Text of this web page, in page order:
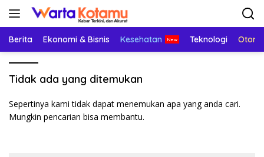
Langsung
Berita Ekonomi & Bisnis Kesehatan Teknologi
Tidak ada yang ditemukan
Sepertinya kami tidak dapat menemukan apa yang anda cari.
Mungkin pencarian bisa membantu.